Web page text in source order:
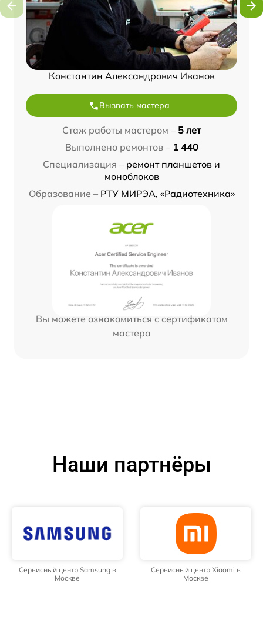
Константин Александрович Иванов
Вызвать мастера
Стаж работы мастером – 5 лет
Выполнено ремонтов – 1 440
Специализация – ремонт планшетов и
моноблоков
Образование – РТУ МИРЭА, «Радиотехника»
Вы можете ознакомиться с сертификатом
мастера
Наши партнёры
Сервисный центр Samsung в
Москве
Сервисный центр Xiaomi в
Москве